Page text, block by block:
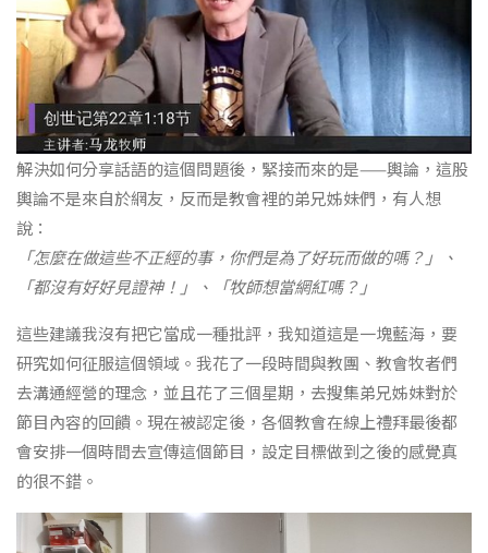
解決如何分享話語的這個問題後，緊接而來的是——輿論，這股
輿論不是來自於網友，反而是教會裡的弟兄姊妹們，有人想
說：
「怎麼在做這些不正經的事，你們是為了好玩而做的嗎？」、
「都沒有好好見證神！」、「牧師想當網紅嗎？」
這些建議我沒有把它當成一種批評，我知道這是一塊藍海，要
研究如何征服這個領域。我花了一段時間與教團、教會牧者們
去溝通經營的理念，並且花了三個星期，去搜集弟兄姊妹對於
節目內容的回饋。現在被認定後，各個教會在線上禮拜最後都
會安排一個時間去宣傳這個節目，設定目標做到之後的感覺真
的很不錯。